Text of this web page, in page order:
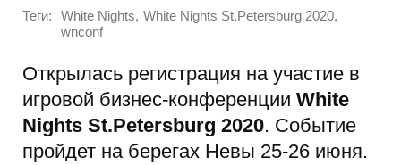
Теги: White Nights, White Nights St.Petersburg 2020,
wnconf
Открылась регистрация на участие в
игровой бизнес-конференции White
Nights St.Petersburg 2020. Событие
пройдет на берегах Невы 25-26 июня.